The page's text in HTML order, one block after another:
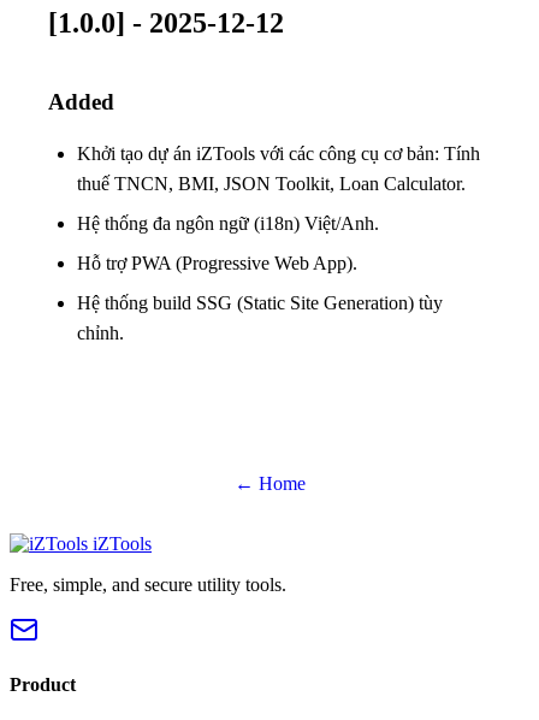
[1.0.0] - 2025-12-12
Added
Khởi tạo dự án iZTools với các công cụ cơ bản: Tính
thuế TNCN, BMI, JSON Toolkit, Loan Calculator.
Hệ thống đa ngôn ngữ (i18n) Việt/Anh.
Hỗ trợ PWA (Progressive Web App).
Hệ thống build SSG (Static Site Generation) tùy
chỉnh.
← Home
iZTools
Free, simple, and secure utility tools.
Product